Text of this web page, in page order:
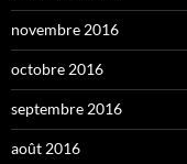
novembre 2016
octobre 2016
septembre 2016
août 2016